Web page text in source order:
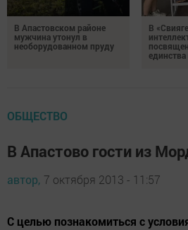
В Апастовском районе
мужчина утонул в
необорудованном пруду
В
ОБЩЕСТВО
В Апастово гости из
автор, 7 октября 2013 - 11:57
С целью познакомиться с